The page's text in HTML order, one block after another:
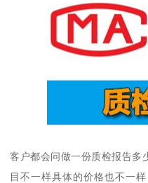
客户都会问做一份质检报告多
目不一样具体的价格也不一